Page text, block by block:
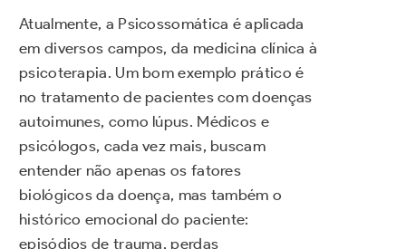
Atualmente, a Psicossomática é aplicada
em diversos campos, da medicina clínica à
psicoterapia. Um bom exemplo prático é
no tratamento de pacientes com doenças
autoimunes, como lúpus. Médicos e
psicólogos, cada vez mais, buscam
entender não apenas os fatores
biológicos da doença, mas também o
histórico emocional do paciente:
episódios de trauma, perdas